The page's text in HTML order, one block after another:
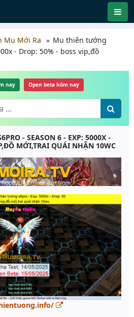
Mu Mới Ra
Mu thiên tướng
- Drop: 50% - boss vip,đồ
nay Open beta hôm nay
- SEASON 6 - EXP: 5000X -
MỚI,TRAI QUÁI NHẬN 10WC